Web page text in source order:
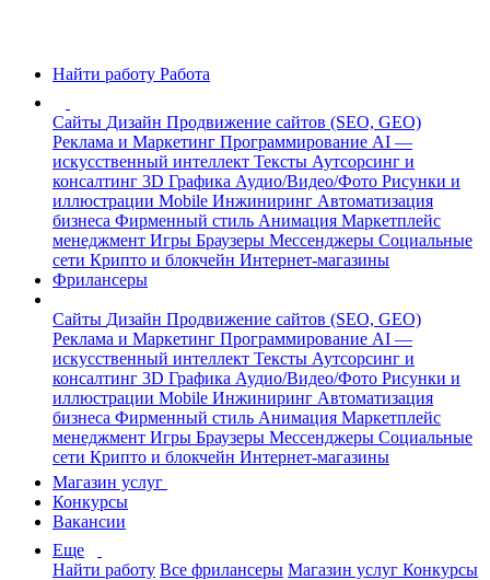
Найти работу Работа
Сайты Дизайн Продвижение сайтов (SEO, GEO)
Реклама и Маркетинг Программирование AI —
искусственный интеллект Тексты Аутсорсинг и
консалтинг 3D Графика Аудио/Видео/Фото Рисунки и
иллюстрации Mobile Инжиниринг Автоматизация
бизнеса Фирменный стиль Анимация Маркетплейс
менеджмент Игры Браузеры Мессенджеры Социальные
сети Крипто и блокчейн Интернет-магазины
Фрилансеры
Сайты Дизайн Продвижение сайтов (SEO, GEO)
Реклама и Маркетинг Программирование AI —
искусственный интеллект Тексты Аутсорсинг и
консалтинг 3D Графика Аудио/Видео/Фото Рисунки и
иллюстрации Mobile Инжиниринг Автоматизация
бизнеса Фирменный стиль Анимация Маркетплейс
менеджмент Игры Браузеры Мессенджеры Социальные
сети Крипто и блокчейн Интернет-магазины
Магазин услуг
Конкурсы
Вакансии
Еще
Найти работу Все фрилансеры Магазин услуг Конкурсы